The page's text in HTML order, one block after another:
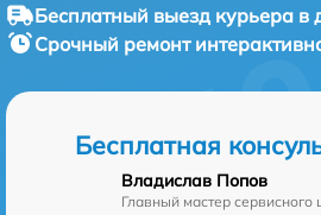
Бесплатный выезд курьера в
Срочный ремонт
Бесплатная
Владислав Попов
Главный мастер сервисного